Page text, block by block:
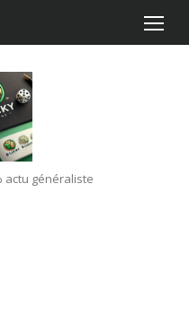
actu généraliste